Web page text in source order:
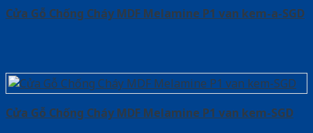
Cửa Gỗ Chống Cháy MDF Melamine P1 van kem-a-SGD
Cửa Gỗ Chống Cháy MDF Melamine P1 van kem-SGD